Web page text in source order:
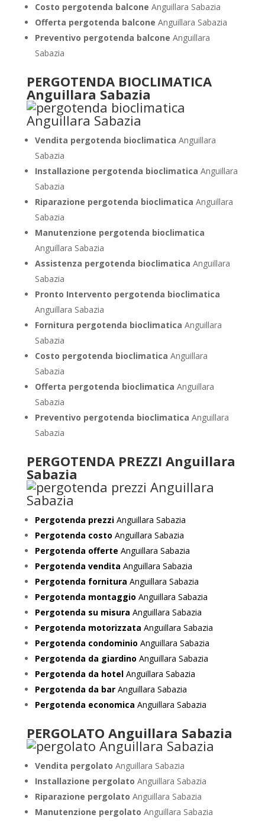
Costo pergotenda balcone Anguillara Sabazia
Offerta pergotenda balcone Anguillara Sabazia
Preventivo pergotenda balcone Anguillara
Sabazia
PERGOTENDA BIOCLIMATICA
Anguillara Sabazia
Vendita pergotenda bioclimatica Anguillara
Sabazia
Installazione pergotenda bioclimatica Anguillara
Sabazia
Riparazione pergotenda bioclimatica Anguillara
Sabazia
Manutenzione pergotenda bioclimatica
Anguillara Sabazia
Assistenza pergotenda bioclimatica Anguillara
Sabazia
Pronto Intervento pergotenda bioclimatica
Anguillara Sabazia
Fornitura pergotenda bioclimatica Anguillara
Sabazia
Costo pergotenda bioclimatica Anguillara
Sabazia
Offerta pergotenda bioclimatica Anguillara
Sabazia
Preventivo pergotenda bioclimatica Anguillara
Sabazia
PERGOTENDA PREZZI Anguillara
Sabazia
Pergotenda prezziAnguillara Sabazia
Pergotenda costo Anguillara Sabazia
Pergotenda offerte Anguillara Sabazia
Pergotenda vendita Anguillara Sabazia
Pergotenda fornitura Anguillara Sabazia
Pergotenda montaggio Anguillara Sabazia
Pergotenda su misura Anguillara Sabazia
Pergotenda motorizzata Anguillara Sabazia
Pergotenda condominio Anguillara Sabazia
Pergotenda da giardino Anguillara Sabazia
Pergotenda da hotelAnguillara Sabazia
Pergotenda da barAnguillara Sabazia
Pergotenda economica Anguillara Sabazia
PERGOLATO Anguillara Sabazia
Vendita pergolato Anguillara Sabazia
Installazione pergolato Anguillara Sabazia
Riparazione pergolato Anguillara Sabazia
Manutenzione pergolato Anguillara Sabazia